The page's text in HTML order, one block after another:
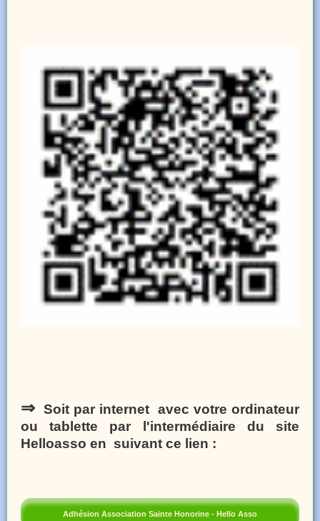
⇒Soit par internet avec votre ordinateur
ou tablette par l'intermédiaire du site
Helloasso en suivant ce lien :
Adhésion Association Sainte Honorine - Hello Asso